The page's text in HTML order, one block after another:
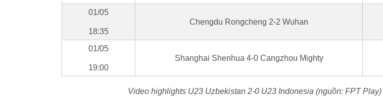
01/05
18:35
Chengdu Rongcheng 2-2 Wuhan
01/05
19:00
Shanghai Shenhua 4-0 Cangzhou Mighty
Video highlights U23 Uzbekistan 2-0 U23 Indonesia (nguồn: FPT Play)